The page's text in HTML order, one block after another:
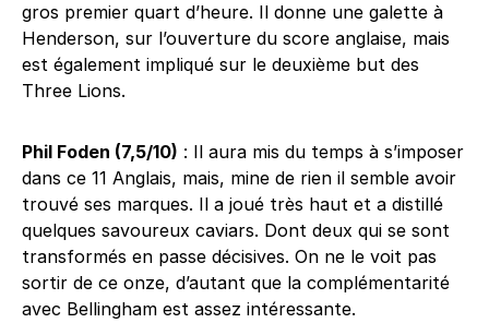
gros premier quart d’heure. Il donne une galette à
Henderson, sur l’ouverture du score anglaise, mais
est également impliqué sur le deuxième but des
Three Lions.
Phil Foden (7,5/10) : Il aura mis du temps à s’imposer
dans ce 11 Anglais, mais, mine de rien il semble avoir
trouvé ses marques. Il a joué très haut et a distillé
quelques savoureux caviars. Dont deux qui se sont
transformés en passe décisives. On ne le voit pas
sortir de ce onze, d’autant que la complémentarité
avec Bellingham est assez intéressante.